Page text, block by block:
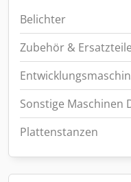
Belichter
Zubehör &
Sonstige Maschinen
Plattenstanzen